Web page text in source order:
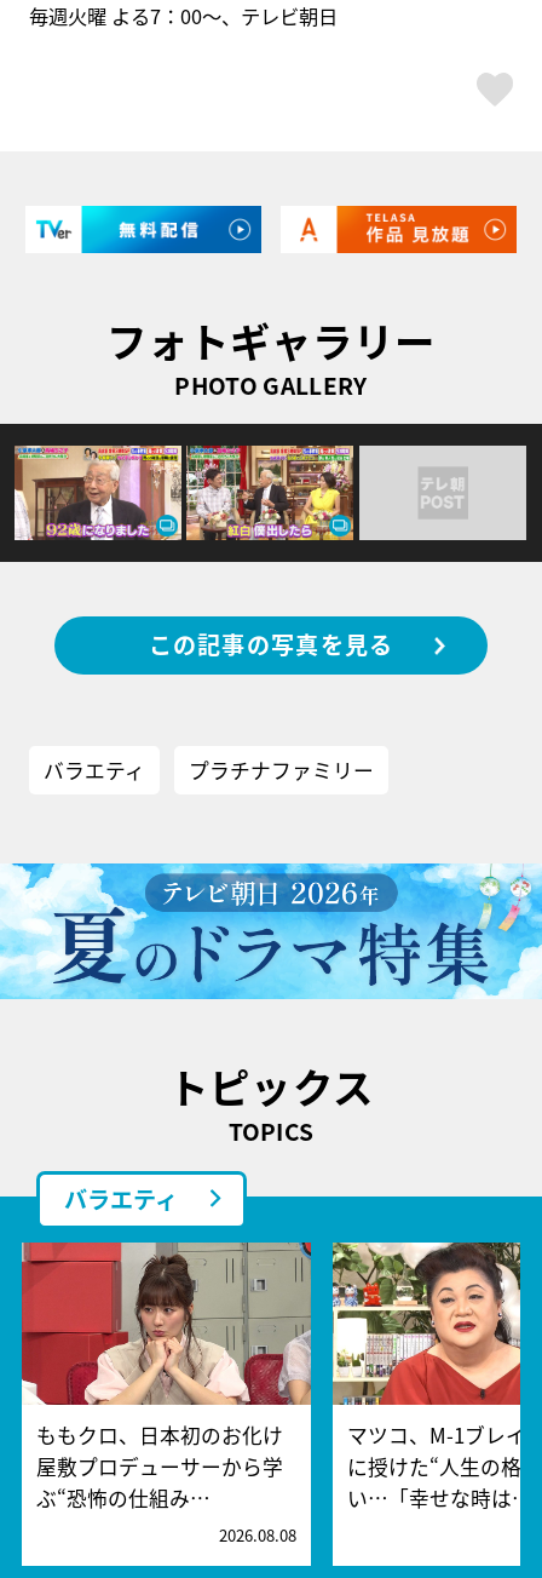
毎週火曜 よる7：00～、テレビ朝日
フォトギャラリー
PHOTO GALLERY
この記事の写真を見る
バラエティ プラチナファミリー
トピックス
TOPICS
バラエティ
ももクロ、日本初のお化け
屋敷プロデューサーから学
ぶ“恐怖の仕組み…
2026.08.08
マツコ、M-1ブレイ
に授けた“人生の格
い…「幸せな時は…